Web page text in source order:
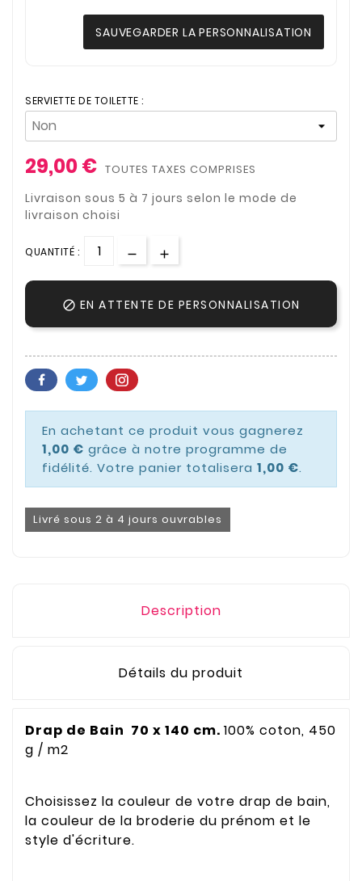
SAUVEGARDER LA PERSONNALISATION
SERVIETTE DE TOILETTE :
29,00 € TOUTES TAXES COMPRISES
Livraison sous 5 à 7 jours selon le mode de
livraison choisi
QUANTITÉ :
 EN ATTENTE DE PERSONNALISATION
En achetant ce produit vous gagnerez
1,00 € grâce à notre programme de
fidélité. Votre panier totalisera 1,00 €.
Livré sous 2 à 4 jours ouvrables
Description
Détails du produit
Drap de Bain 70 x 140 cm. 100% coton, 450
g / m2
Choisissez la couleur de votre drap de bain,
la couleur de la broderie du prénom et le
style d'écriture.